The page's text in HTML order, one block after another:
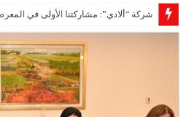
شركة “ألادي”: مشاركتنا الأولى في